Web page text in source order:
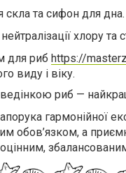
та сифон для дна.
хлору та
для риб https://
виду і віку.
риб —
гармонійної
обов’язком, а